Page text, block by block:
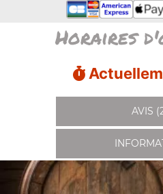
Horaires
AVIS